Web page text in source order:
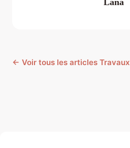
← Voir tous les articles Travaux